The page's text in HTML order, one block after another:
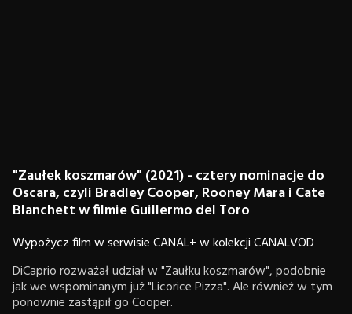
"Zaułek koszmarów" (2021) - cztery nominacje do
Oscara, czyli Bradley Cooper, Rooney Mara i Cate
Blanchett w filmie Guillermo del Toro
Wypożycz film w serwisie CANAL+ w kolekcji CANALVOD
DiCaprio rozważał udział w "Zaułku koszmarów", podobnie
jak we wspominanym już "Licorice Pizza". Ale również w tym
ponownie zastąpił go Cooper.